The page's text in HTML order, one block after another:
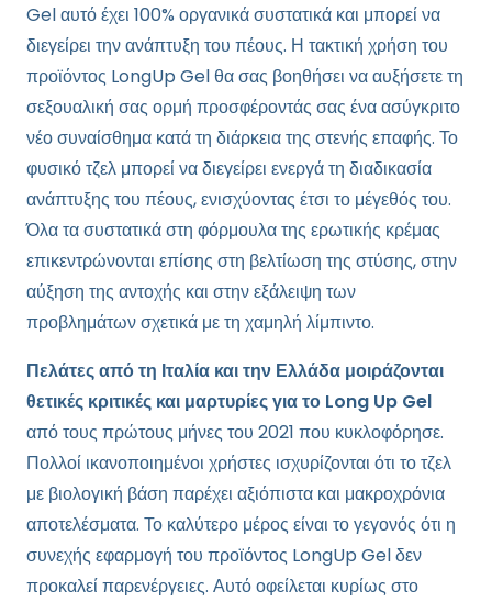
Gel αυτό έχει 100% οργανικά συστατικά και μπορεί να
διεγείρει την ανάπτυξη του πέους. Η τακτική χρήση του
προϊόντος LongUp Gel θα σας βοηθήσει να αυξήσετε τη
σεξουαλική σας ορμή προσφέροντάς σας ένα ασύγκριτο
νέο συναίσθημα κατά τη διάρκεια της στενής επαφής. Το
φυσικό τζελ μπορεί να διεγείρει ενεργά τη διαδικασία
ανάπτυξης του πέους, ενισχύοντας έτσι το μέγεθός του.
Όλα τα συστατικά στη φόρμουλα της ερωτικής κρέμας
επικεντρώνονται επίσης στη βελτίωση της στύσης, στην
αύξηση της αντοχής και στην εξάλειψη των
προβλημάτων σχετικά με τη χαμηλή λίμπιντο.
Πελάτες από τη Ιταλία και την Ελλάδα μοιράζονται
θετικές κριτικές και μαρτυρίες για το Long Up Gel
από τους πρώτους μήνες του 2021 που κυκλοφόρησε.
Πολλοί ικανοποιημένοι χρήστες ισχυρίζονται ότι το τζελ
με βιολογική βάση παρέχει αξιόπιστα και μακροχρόνια
αποτελέσματα. Το καλύτερο μέρος είναι το γεγονός ότι η
συνεχής εφαρμογή του προϊόντος LongUp Gel δεν
προκαλεί παρενέργειες. Αυτό οφείλεται κυρίως στο